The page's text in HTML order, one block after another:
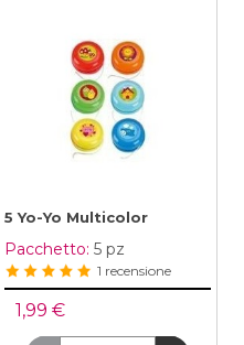
5 Yo-Yo Multicolor
Pacchetto: 5 pz
1 recensione
1,99 €